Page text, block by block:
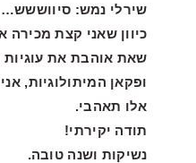
שירלי נמש:
כיוון שאני קצת
שאת אוהבת את עוגיות
ופקאן המיתולוגיות,
אלו תאהבי.
תודה יקירתי!
נשיקות ושנה טובה.